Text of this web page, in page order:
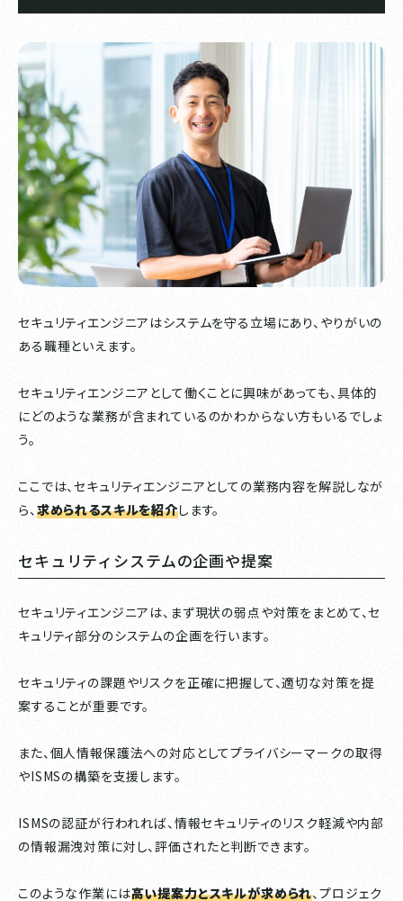
セキュリティエンジニアはシステムを守る立場にあり、やりがいの
ある職種といえます。
セキュリティエンジニアとして働くことに興味があっても、具体的
にどのような業務が含まれているのかわからない方もいるでしょ
う。
ここでは、セキュリティエンジニアとしての業務内容を解説しなが
ら、求められるスキルを紹介します。
セキュリティシステムの企画や提案
セキュリティエンジニアは、まず現状の弱点や対策をまとめて、セ
キュリティ部分のシステムの企画を行います。
セキュリティの課題やリスクを正確に把握して、適切な対策を提
案することが重要です。
また、個人情報保護法への対応としてプライバシーマークの取得
やISMSの構築を支援します。
ISMSの認証が行われれば、情報セキュリティのリスク軽減や内部
の情報漏洩対策に対し、評価されたと判断できます。
このような作業には高い提案力とスキルが求められ、プロジェク